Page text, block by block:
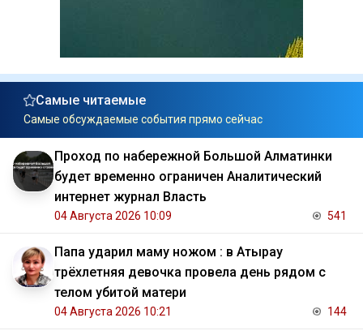
Самые читаемые
Самые обсуждаемые события прямо сейчас
Проход по набережной Большой Алматинки
будет временно ограничен Аналитический
интернет журнал Власть
04 Августа 2026 10:09 541
Папа ударил маму ножом : в Атырау
трёхлетняя девочка провела день рядом с
телом убитой матери
04 Августа 2026 10:21 144